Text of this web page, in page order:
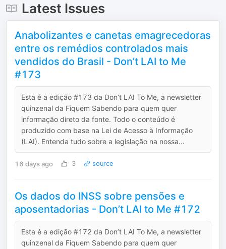
Latest Issues
Anabolizantes e canetas emagrecedoras
entre os remédios controlados mais
vendidos do Brasil - Don’t LAI to Me
#173
Esta é a edição #173 da Don’t LAI To Me, a newsletter
quinzenal da Fiquem Sabendo para quem quer
informação direto da fonte. Todo o conteúdo é
produzido com base na Lei de Acesso à Informação
(LAI). Entenda tudo sobre a legislação na nossa...
16 days ago 3 source
Os dados do INSS sobre pensões e
aposentadorias - Don’t LAI to Me #172
Esta é a edição #172 da Don’t LAI To Me, a newsletter
quinzenal da Fiquem Sabendo para quem quer